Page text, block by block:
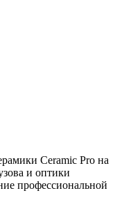
Ceramic Pro на
и оптики
профессиональной